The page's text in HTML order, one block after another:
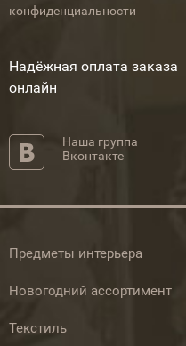
конфиденциальности
Надёжная оплата заказа
онлайн
Наша группа
Вконтакте
Предметы интерьера
Новогодний ассортимент
Текстиль